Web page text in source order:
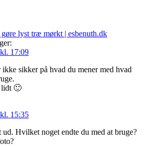
lyst træ mørkt | esbenuth.dk
17:09
sikker på hvad du mener med hvad
lidt 🙂
15:35
Hvilket noget endte du med at bruge?